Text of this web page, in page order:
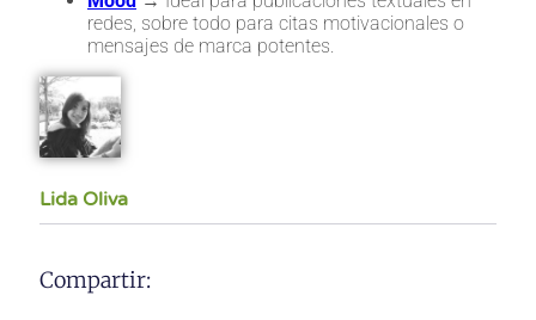
redes, sobre todo para citas motivacionales o
mensajes de marca potentes.
Lida Oliva
Compartir: